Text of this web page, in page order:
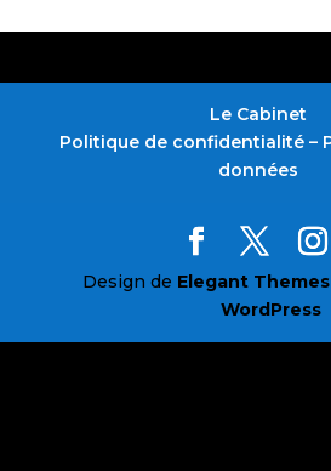
Le Cabinet
Politique de confidentialité –
données
Design de Elegant Themes
WordPress